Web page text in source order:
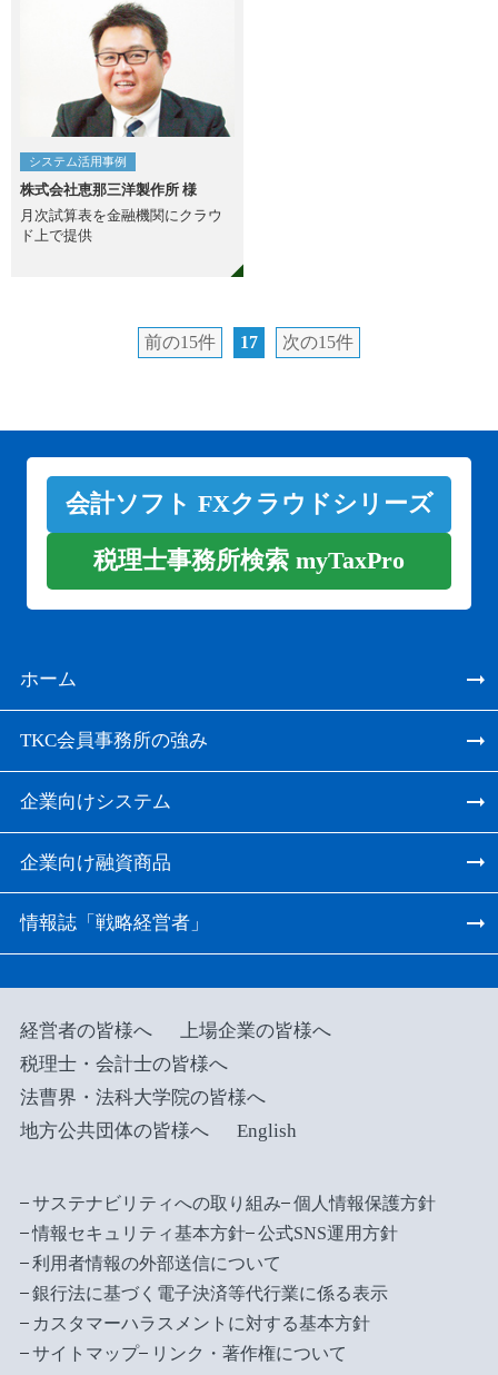
システム活用事例
株式会社恵那三洋製作所 様
月次試算表を金融機関にクラウ
ド上で提供
前の15件 17 次の15件
会計ソフト FXクラウドシリーズ
税理士事務所検索 myTaxPro
ホーム
TKC会員事務所の強み
企業向けシステム
企業向け融資商品
情報誌「戦略経営者」
経営者の皆様へ
上場企業の皆様へ
税理士・会計士の皆様へ
法曹界・法科大学院の皆様へ
地方公共団体の皆様へ
English
サステナビリティへの取り組み
個人情報保護方針
情報セキュリティ基本方針
公式SNS運用方針
利用者情報の外部送信について
銀行法に基づく電子決済等代行業に係る表示
カスタマーハラスメントに対する基本方針
サイトマップ
リンク・著作権について